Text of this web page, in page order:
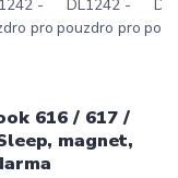
616 / 617 /
magnet,